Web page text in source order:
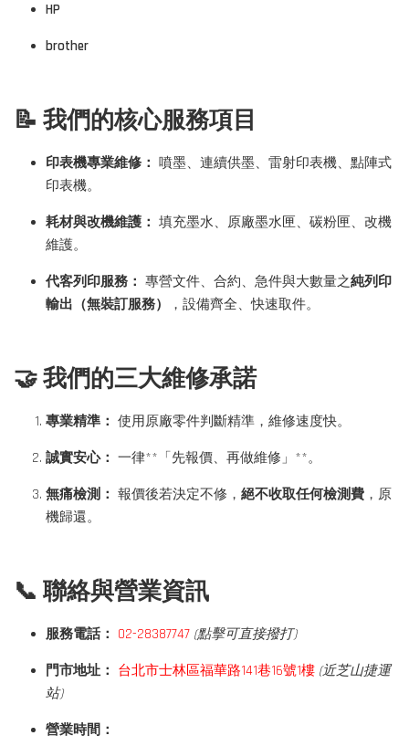
HP
brother
📝 我們的核心服務項目
印表機專業維修： 噴墨、連續供墨、雷射印表機、點陣式
印表機。
耗材與改機維護： 填充墨水、原廠墨水匣、碳粉匣、改機
維護。
代客列印服務： 專營文件、合約、急件與大數量之純列印
輸出（無裝訂服務）
，設備齊全、快速取件。
🤝 我們的三大維修承諾
專業精準： 使用原廠零件判斷精準，維修速度快。
誠實安心： 一律**「先報價、再做維修」**。
無痛檢測： 報價後若決定不修， 絕不收取任何檢測費 ，原
機歸還。
📞 聯絡與營業資訊
服務電話： 02-28387747 (點擊可直接撥打)
門市地址： 台北市士林區福華路141巷16號1樓 (近芝山捷運
站)
營業時間：